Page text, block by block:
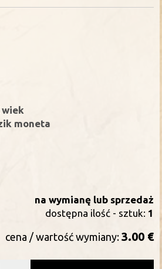
wiek
moneta
na wymianę lub sprzedaż
dostępna ilość - sztuk: 1
cena / wartość wymiany: 3.00 €